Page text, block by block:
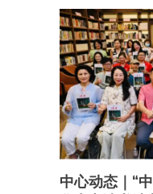
中心动态｜“